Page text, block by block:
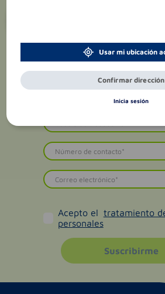
Acepto el tratamiento
personales
Suscribirme
Usar mi ubicación
Confirmar dirección
Inicia sesión